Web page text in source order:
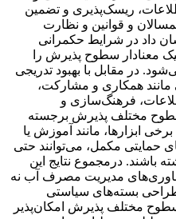
ریسک‌پذیری و تضمین
و قوانین و نظارت
داد در شرایط حکمرانی
معنادار سطوح پذیرش را
در مقابل با بهبود تدریجی
همکاری و مشارکت،
فرهنگ‌سازی و
سطوح مختلف پذیرش برجسته
ابزارها، مانند آموزش یا
حمایتی مکمل، می‌توانند حتی
باشند. درمجموع نتایج این
مدیریت مصرف آب نه
طراحی بسته‌های سیاستی
مختلف پذیرش امکان‌پذیر